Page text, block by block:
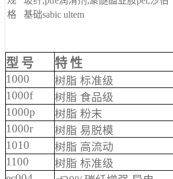
格
基础sabic ultem
型 号 特 性
1000 树脂 标准级
1000f
树脂 食品级
1000p
树脂 粉末
1000r
树脂 易脱模
1010
树脂 高流动
1100
树脂 标准级